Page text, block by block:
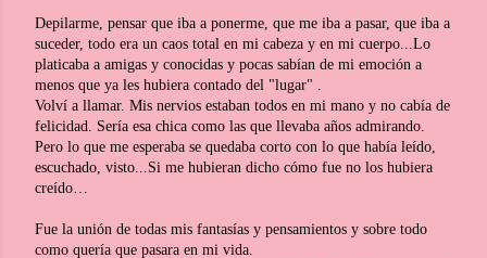
Depilarme, pensar que iba a ponerme, que me iba a pasar, que iba a
suceder, todo era un caos total en mi cabeza y en mi cuerpo...Lo
platicaba a amigas y conocidas y pocas sabían de mi emoción a
menos que ya les hubiera contado del "lugar" .
Volví a llamar. Mis nervios estaban todos en mi mano y no cabía de
felicidad. Sería esa chica como las que llevaba años admirando.
Pero lo que me esperaba se quedaba corto con lo que había leído,
escuchado, visto...Si me hubieran dicho cómo fue no los hubiera
creído…
Fue la unión de todas mis fantasías y pensamientos y sobre todo
como quería que pasara en mi vida.